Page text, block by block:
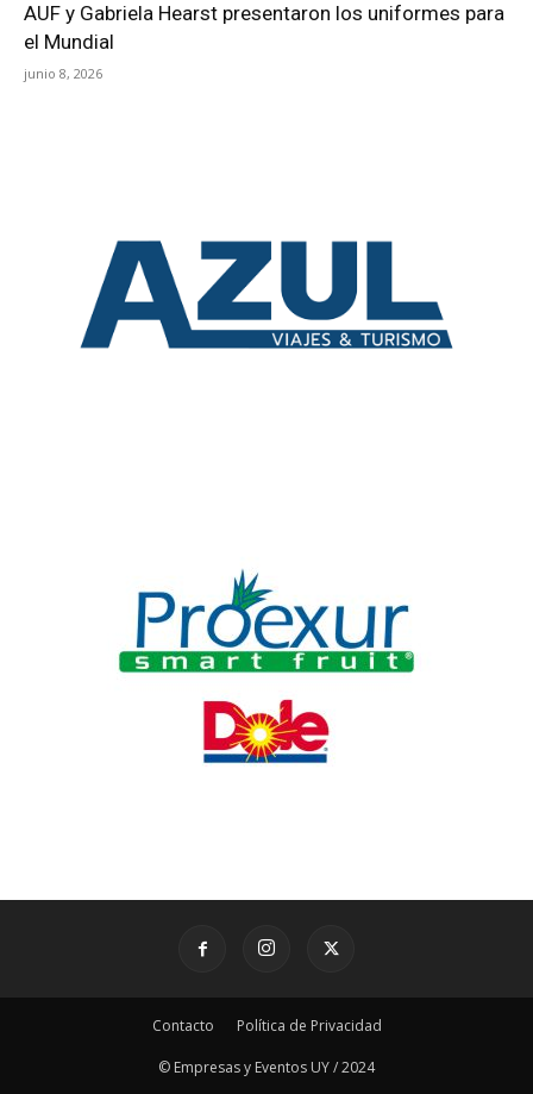
AUF y Gabriela Hearst presentaron los uniformes para
el Mundial
junio 8, 2026
Contacto Política de Privacidad
© Empresas y Eventos UY / 2024